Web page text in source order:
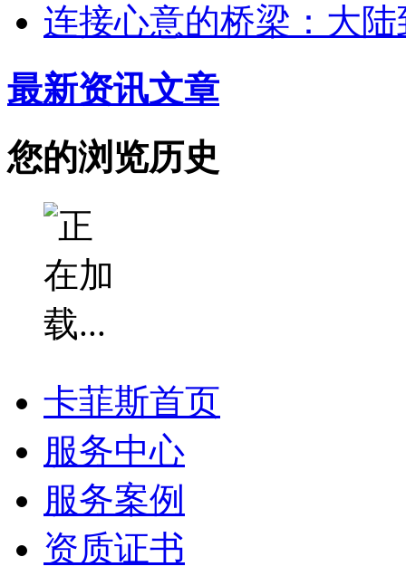
连接心意的桥梁：大
最新资讯文章
您的浏览历史
卡菲斯首页
服务中心
服务案例
资质证书